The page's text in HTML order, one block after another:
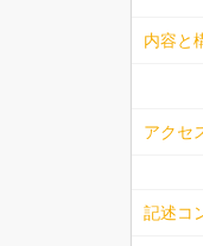
内容と
アクセ
記述コ